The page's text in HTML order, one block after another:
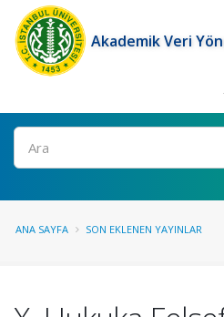
Akademik Veri
Ara
ANA SAYFA SON EKLENEN YAYINLAR